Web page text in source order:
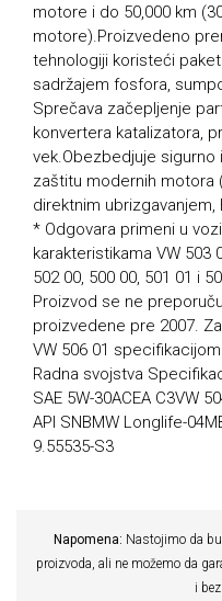
motore i do 50,000 km
motore).Proizvedeno
tehnologiji koristeći
sadržajem fosfora,
Sprečava začepljenje
konvertera katalizatora,
vek.Obezbedjuje
zaštitu modernih motora
direktnim ubrizgavanjem,
* Odgovara primeni u
karakteristikama VW 503
502 00, 500 00, 501 01 i
Proizvod se ne
proizvedene pre 2007.
VW 506 01
Radna svojstva
SAE 5W-30ACEA С3VW
API SNBMW Longlife-
9.55535-S3
Napomena: Nastojimo da
proizvoda, ali ne možemo da
i